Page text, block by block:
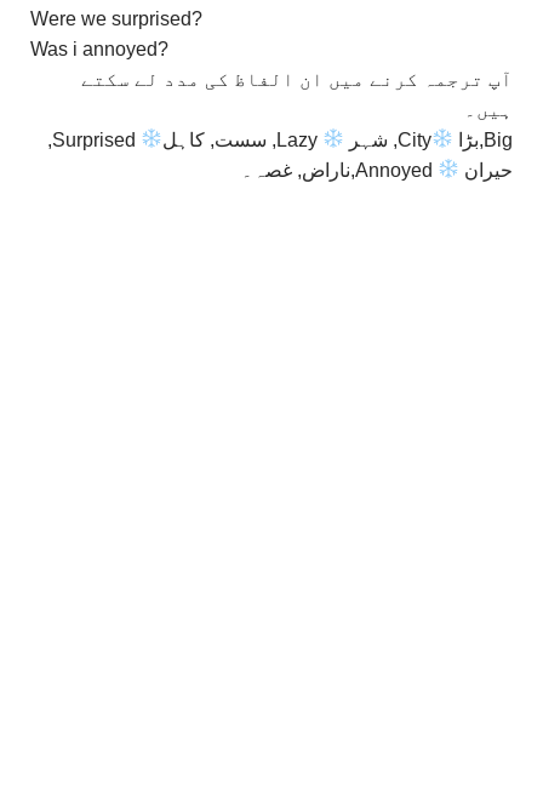
Were we surprised?
Was i annoyed?
آپ ترجمہ کرنے میں ان الفاظ کی مدد لے سکتے
ہیں۔
Big,بڑا
City, شہر Lazy, سست, کاہل
Surprised,
حیران